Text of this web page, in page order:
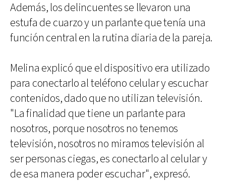
Además, los delincuentes se llevaron una
estufa de cuarzo y un parlante que tenía una
función central en la rutina diaria de la pareja.
Melina explicó que el dispositivo era utilizado
para conectarlo al teléfono celular y escuchar
contenidos, dado que no utilizan televisión.
"La finalidad que tiene un parlante para
nosotros, porque nosotros no tenemos
televisión, nosotros no miramos televisión al
ser personas ciegas, es conectarlo al celular y
de esa manera poder escuchar", expresó.